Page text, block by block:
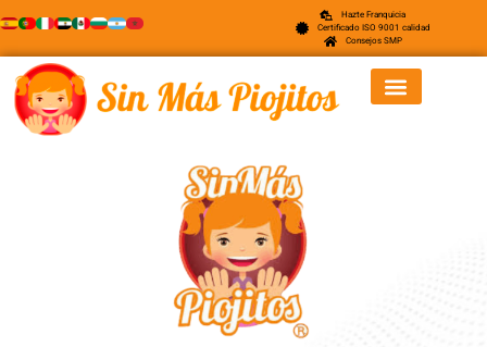
Hazte Franquicia
Certificado ISO 9001 calidad
Consejos SMP